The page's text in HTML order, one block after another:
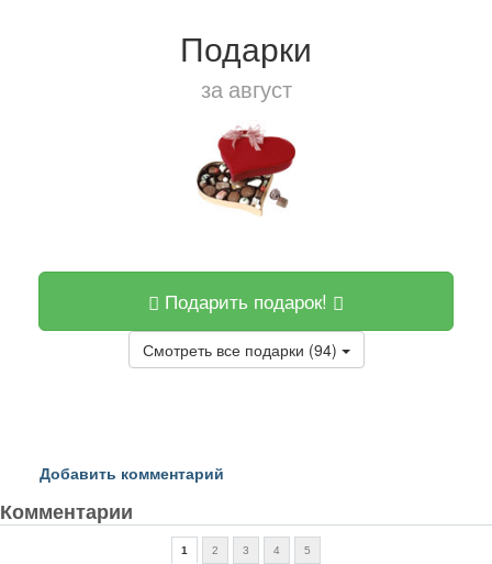
Подарки
за август
Подарить подарок!
Смотреть все подарки (94)
Добавить комментарий
Комментарии
1 2 3 4 5